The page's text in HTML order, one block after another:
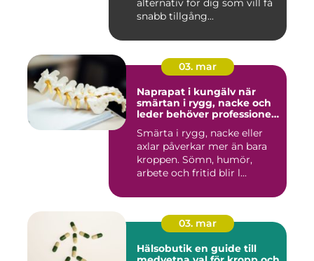
alternativ för dig som vill få
snabb tillgång...
03. mar
Naprapat i kungälv när
smärtan i rygg, nacke och
leder behöver professionell
Smärta i rygg, nacke eller
axlar påverkar mer än bara
kroppen. Sömn, humör,
arbete och fritid blir l...
03. mar
Hälsobutik en guide till